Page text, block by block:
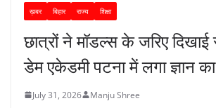
ख़बर बिहार राज्य शिक्षा
छात्रों ने मॉडल्स के जरिए
डेम एकेडमी पटना में लगा ज्ञान
July 31, 2026 Manju Shree